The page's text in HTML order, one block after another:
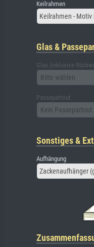
Keilrahmen
Keilrahmen -
Glas &
Glas (inklusive
Bitte wählen
Passepartout
Kein Passepartout
Sonstiges &
Aufhängung
Zackenaufhänger